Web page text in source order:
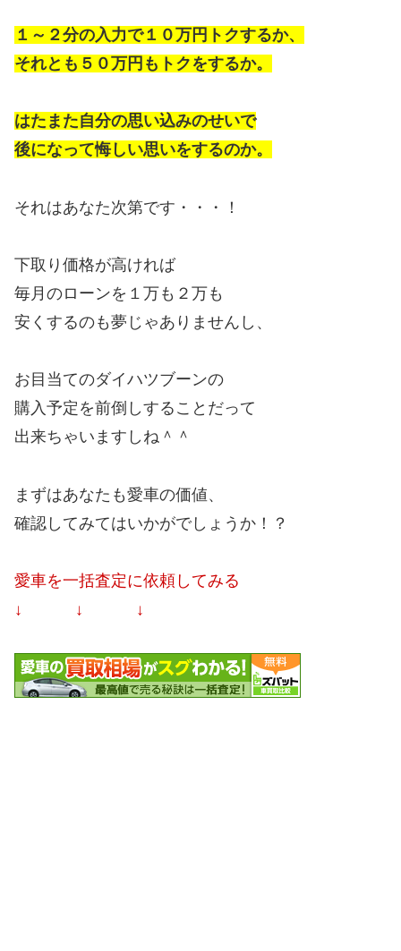
１～２分の入力で１０万円トクするか、
それとも５０万円もトクをするか。
はたまた自分の思い込みのせいで
後になって悔しい思いをするのか。
それはあなた次第です・・・！
下取り価格が高ければ
毎月のローンを１万も２万も
安くするのも夢じゃありませんし、
お目当てのダイハツブーンの
購入予定を前倒しすることだって
出来ちゃいますしね＾＾
まずはあなたも愛車の価値、
確認してみてはいかがでしょうか！？
愛車を一括査定に依頼してみる
↓ ↓ ↓